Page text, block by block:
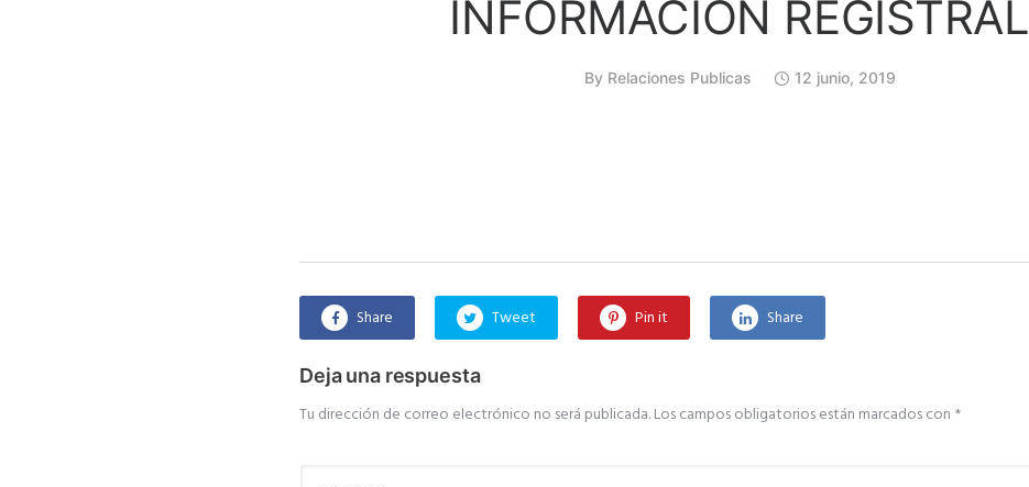
INFORMACIÓN REGISTRAL
By Relaciones Publicas 12 junio, 2019
Share Tweet Pin it Share
Deja una respuesta
Tu dirección de correo electrónico no será publicada.Los campos obligatorios están marcados con *